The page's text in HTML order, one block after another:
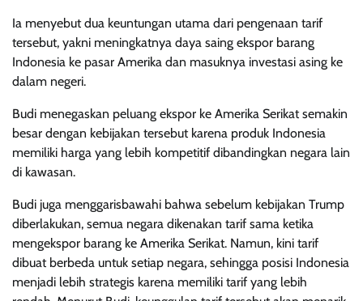
Ia menyebut dua keuntungan utama dari pengenaan tarif
tersebut, yakni meningkatnya daya saing ekspor barang
Indonesia ke pasar Amerika dan masuknya investasi asing ke
dalam negeri.
Budi menegaskan peluang ekspor ke Amerika Serikat semakin
besar dengan kebijakan tersebut karena produk Indonesia
memiliki harga yang lebih kompetitif dibandingkan negara lain
di kawasan.
Budi juga menggarisbawahi bahwa sebelum kebijakan Trump
diberlakukan, semua negara dikenakan tarif sama ketika
mengekspor barang ke Amerika Serikat. Namun, kini tarif
dibuat berbeda untuk setiap negara, sehingga posisi Indonesia
menjadi lebih strategis karena memiliki tarif yang lebih